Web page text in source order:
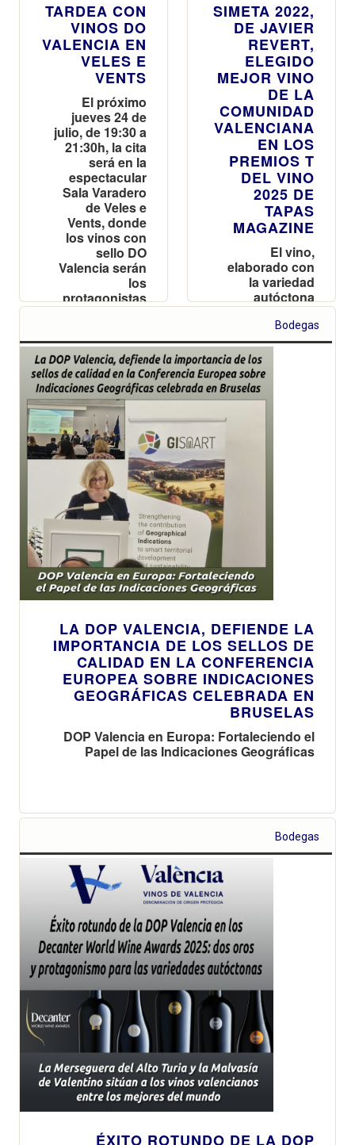
TARDEA CON
VINOS DO
VALENCIA EN
VELES E
VENTS
El próximo
jueves 24 de
julio, de 19:30 a
21:30h, la cita
será en la
espectacular
Sala Varadero
de Veles e
Vents, donde
los vinos con
sello DO
Valencia serán
los
protagonistas
de una tarde
sabor, ritmo y
mar
SIMETA 2022,
DE JAVIER
REVERT,
ELEGIDO
MEJOR VINO
DE LA
COMUNIDAD
VALENCIANA
EN LOS
PREMIOS T
DEL VINO
2025 DE
TAPAS
MAGAZINE
El vino,
elaborado con
la variedad
autóctona
Arcos y
adscrito a la
DOP Valencia,
reconocido en
celebrada en
destacadas del
Bodegas
LA DOP VALENCIA, DEFIENDE LA
IMPORTANCIA DE LOS SELLOS DE
CALIDAD EN LA CONFERENCIA
EUROPEA SOBRE INDICACIONES
GEOGRÁFICAS CELEBRADA EN
BRUSELAS
DOP Valencia en Europa: Fortaleciendo el
Papel de las Indicaciones Geográficas
Bodegas
ÉXITO ROTUNDO DE LA DOP